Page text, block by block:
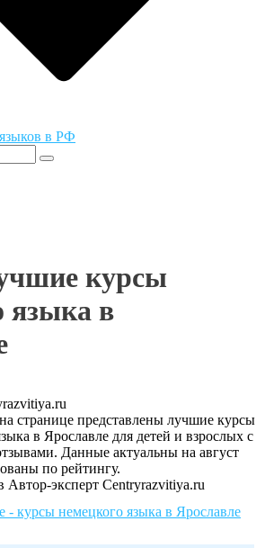
в РФ
курсы
языка в
странице представлены лучшие курсы
в Ярославле для детей и взрослых с
Данные актуальны на август
по рейтингу.
Автор-эксперт Centryrazvitiya.ru
- курсы немецкого языка в Ярославле